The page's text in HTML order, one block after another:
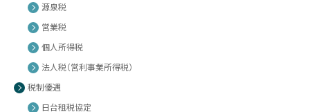
源泉税
営業税
個人所得税
法人税（営利事業所得税）
税制優遇
日台租税協定